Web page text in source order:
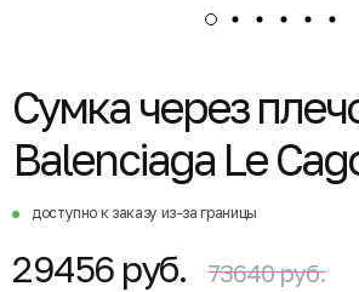
Сумка через
Balenciaga Le
доступно к заказу из-за границы
29456 руб. 73640 руб.